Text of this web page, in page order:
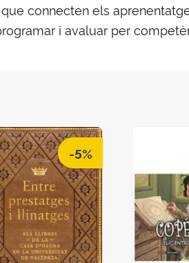
connecten els
i avaluar per
-5%